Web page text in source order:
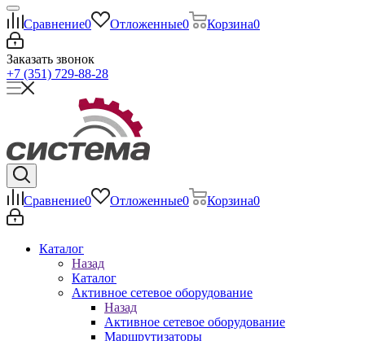
Сравнение0 Отложенные0 Корзина0
Заказать звонок
+7 (351) 729-88-28
Сравнение0 Отложенные0 Корзина0
Каталог
Назад
Каталог
Активное сетевое оборудование
Назад
Активное сетевое оборудование
Маршрутизаторы